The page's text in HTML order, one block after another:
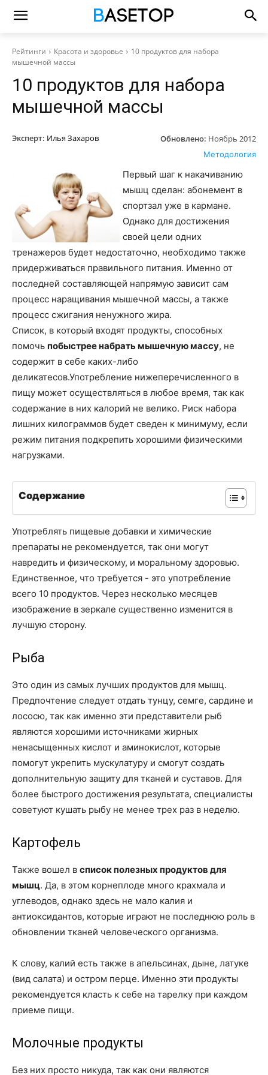
Рейтинги Красота и здоровье
10 продуктов для набора
мышечной массы
10 продуктов для набора
мышечной массы
Эксперт: Илья Захаров Обновлено: Ноябрь 2012
Методология
Первый шаг к накачиванию
мышц сделан: абонемент в
спортзал уже в кармане.
Однако для достижения
своей цели одних
тренажеров будет недостаточно, необходимо также
придерживаться правильного питания. Именно от
последней составляющей напрямую зависит сам
процесс наращивания мышечной массы, а также
процесс сжигания ненужного жира.
Список, в который входят продукты, способных
помочь побыстрее набрать мышечную массу, не
содержит в себе каких-либо
деликатесов.Употребление нижеперечисленного в
пищу может осуществляться в любое время, так как
содержание в них калорий не велико. Риск набора
лишних килограммов будет сведен к минимуму, если
режим питания подкрепить хорошими физическими
нагрузками.
Содержание
Употреблять пищевые добавки и химические
препараты не рекомендуется, так они могут
навредить и физическому, и моральному здоровью.
Единственное, что требуется - это употребление
всего 10 продуктов. Через несколько месяцев
изображение в зеркале существенно изменится в
лучшую сторону.
Рыба
Это один из самых лучших продуктов для мышц.
Предпочтение следует отдать тунцу, семге, сардине и
лососю, так как именно эти представители рыб
являются хорошими источниками жирных
ненасыщенных кислот и аминокислот, которые
помогут укрепить мускулатуру и смогут создать
дополнительную защиту для тканей и суставов. Для
более быстрого достижения результата, специалисты
советуют кушать рыбу не менее трех раз в неделю.
Картофель
Также вошел в список полезных продуктов для
мышц. Да, в этом корнеплоде много крахмала и
углеводов, однако здесь не мало калия и
антиоксидантов, которые играют не последнюю роль в
обновлении тканей человеческого организма.
К слову, калий есть также в апельсинах, дыне, латуке
(вид салата) и остром перце. Именно эти продукты
рекомендуется класть к себе на тарелку при каждом
приеме пищи.
Молочные продукты
Без них просто никуда, так как они являются